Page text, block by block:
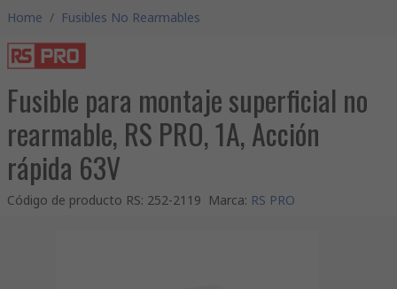
Home / Fusibles No Rearmables
Fusible para montaje superficial no
rearmable, RS PRO, 1A, Acción
rápida 63V
Código de producto RS: 252-2119 Marca: RS PRO